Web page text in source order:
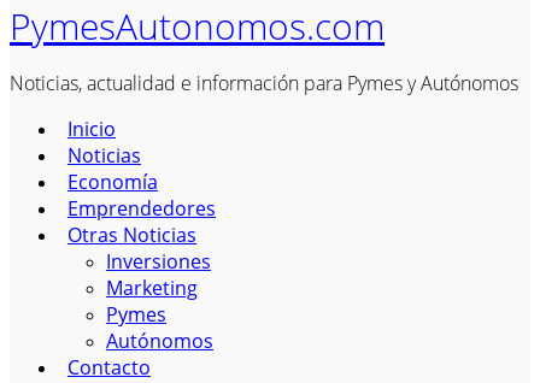
PymesAutonomos.com
Noticias, actualidad e información para Pymes y Autónomos
Inicio
Noticias
Economía
Emprendedores
Otras Noticias
Inversiones
Marketing
Pymes
Autónomos
Contacto